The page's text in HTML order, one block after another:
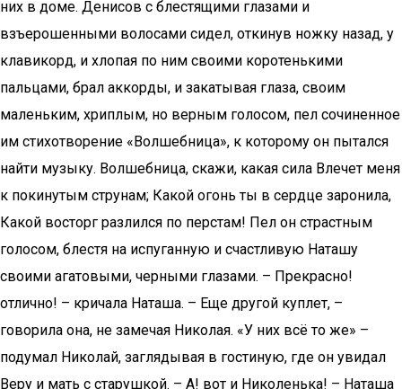
них в доме. Денисов с блестящими глазами и
взъерошенными волосами сидел, откинув ножку назад, у
клавикорд, и хлопая по ним своими коротенькими
пальцами, брал аккорды, и закатывая глаза, своим
маленьким, хриплым, но верным голосом, пел сочиненное
им стихотворение «Волшебница», к которому он пытался
найти музыку. Волшебница, скажи, какая сила Влечет меня
к покинутым струнам; Какой огонь ты в сердце заронила,
Какой восторг разлился по перстам! Пел он страстным
голосом, блестя на испуганную и счастливую Наташу
своими агатовыми, черными глазами. – Прекрасно!
отлично! – кричала Наташа. – Еще другой куплет, –
говорила она, не замечая Николая. «У них всё то же» –
подумал Николай, заглядывая в гостиную, где он увидал
Веру и мать с старушкой. – А! вот и Николенька! – Наташа